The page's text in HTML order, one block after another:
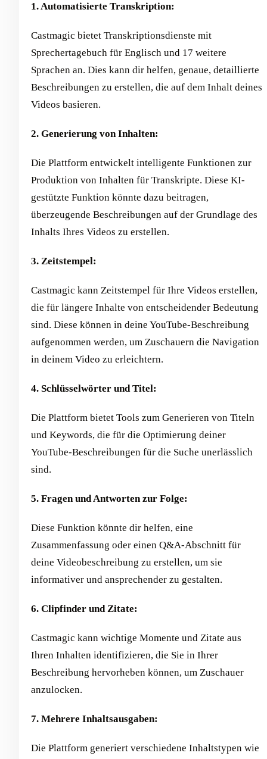
1. Automatisierte Transkription:
Castmagic bietet Transkriptionsdienste mit
Sprechertagebuch für Englisch und 17 weitere
Sprachen an. Dies kann dir helfen, genaue, detaillierte
Beschreibungen zu erstellen, die auf dem Inhalt deines
Videos basieren.
2. Generierung von Inhalten:
Die Plattform entwickelt intelligente Funktionen zur
Produktion von Inhalten für Transkripte. Diese KI-
gestützte Funktion könnte dazu beitragen,
überzeugende Beschreibungen auf der Grundlage des
Inhalts Ihres Videos zu erstellen.
3. Zeitstempel:
Castmagic kann Zeitstempel für Ihre Videos erstellen,
die für längere Inhalte von entscheidender Bedeutung
sind. Diese können in deine YouTube-Beschreibung
aufgenommen werden, um Zuschauern die Navigation
in deinem Video zu erleichtern.
4. Schlüsselwörter und Titel:
Die Plattform bietet Tools zum Generieren von Titeln
und Keywords, die für die Optimierung deiner
YouTube-Beschreibungen für die Suche unerlässlich
sind.
5. Fragen und Antworten zur Folge:
Diese Funktion könnte dir helfen, eine
Zusammenfassung oder einen Q&A-Abschnitt für
deine Videobeschreibung zu erstellen, um sie
informativer und ansprechender zu gestalten.
6. Clipfinder und Zitate:
Castmagic kann wichtige Momente und Zitate aus
Ihren Inhalten identifizieren, die Sie in Ihrer
Beschreibung hervorheben können, um Zuschauer
anzulocken.
7. Mehrere Inhaltsausgaben:
Die Plattform generiert verschiedene Inhaltstypen wie